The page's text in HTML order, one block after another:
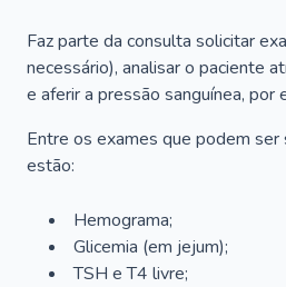
Faz parte da consulta solicitar
necessário), analisar o paciente
e aferir a pressão sanguínea, por
Entre os exames que podem
estão:
Hemograma;
Glicemia (em jejum);
TSH e T4 livre;